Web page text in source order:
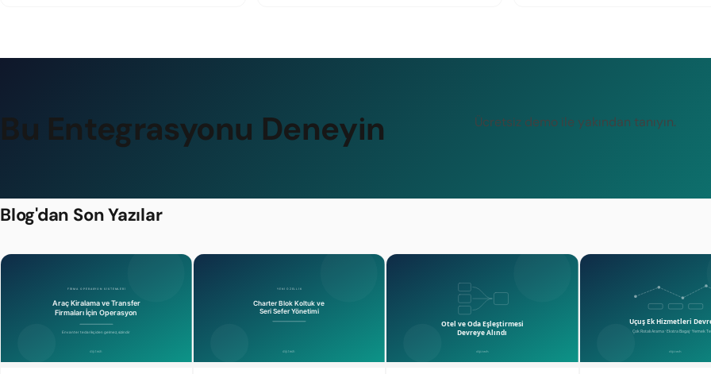
Bu Entegrasyonu Deneyin Ücretsiz demo ile yakından tanıyın.
Blog'dan Son Yazılar